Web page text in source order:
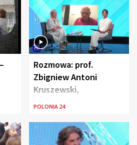
Rozmowa: prof.
Zbigniew Antoni
Kruszewski,
Powstaniec
Zaryan, piosenkarka
POLONIA 24